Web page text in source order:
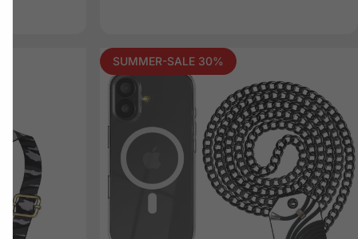
SUMMER-SALE 30%